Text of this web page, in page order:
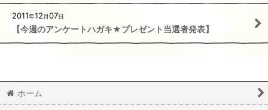
2011年12 月07日
【今週のアンケートハガキ★プレゼント当選者発表】
ホーム